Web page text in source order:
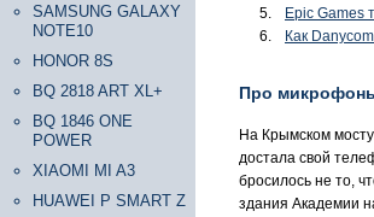
SAMSUNG GALAXY
NOTE10
HONOR 8S
BQ 2818 ART XL+
BQ 1846 ONE
POWER
XIAOMI MI A3
HUAWEI P SMART Z
Epic Games
Как
Про
На Крымском
достала свой
бросилось не то,
здания Академии